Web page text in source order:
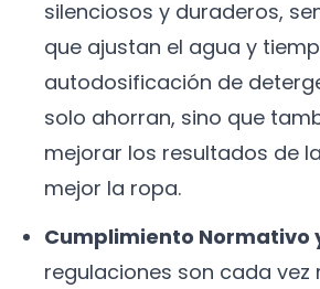
silenciosos y duraderos,
que ajustan el agua y
autodosificación de
solo ahorran, sino que
mejorar los resultados de
mejor la ropa.
Cumplimiento Normativo
regulaciones son cada vez